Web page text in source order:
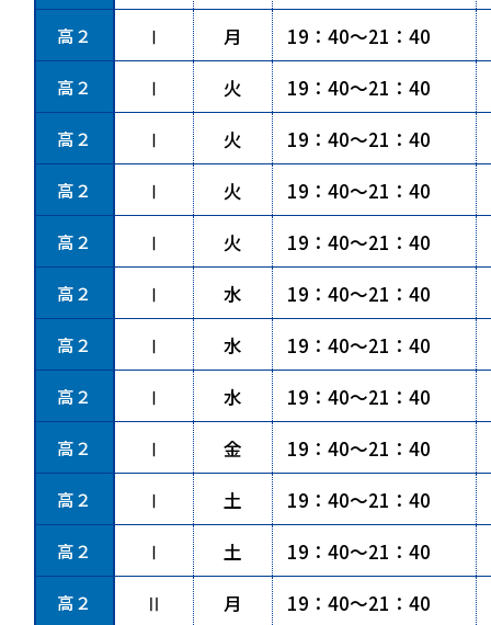
高２ Ⅰ 月 19：40～21：40
高２ Ⅰ 火 19：40～21：40
高２ Ⅰ 火 19：40～21：40
高２ Ⅰ 火 19：40～21：40
高２ Ⅰ 火 19：40～21：40
高２ Ⅰ 水 19：40～21：40
高２ Ⅰ 水 19：40～21：40
高２ Ⅰ 水 19：40～21：40
高２ Ⅰ 金 19：40～21：40
高２ Ⅰ 土 19：40～21：40
高２ Ⅰ 土 19：40～21：40
高２ Ⅱ 月 19：40～21：40